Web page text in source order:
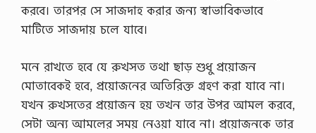
করবে। তারপর সে সাজদাহ করার জন্য স্বাভাবিকভাবে
মাটিতে সাজদায় চলে যাবে।
মনে রাখতে হবে যে রুখসত তথা ছাড় শুধু প্রয়োজন
মোতাবেকই হবে, প্রয়োজনের অতিরিক্ত গ্রহণ করা যাবে না।
যখন রুখসতের প্রয়োজন হয় তখন তার উপর আমল করবে,
সেটা অন্য আমলের সময় নেওয়া যাবে না। প্রয়োজনকে তার